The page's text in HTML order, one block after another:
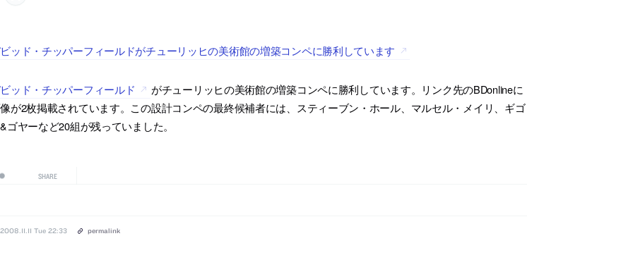
ッド・チッパーフィールドがチューリッヒの美術館の増築コンペに勝利しています
ッド・チッパーフィールド
がチューリッヒの美術館の増築コンペに勝利しています。リンク先のBDonlineに
が2枚掲載されています。この設計コンペの最終候補者には、スティーブン・ホール、マルセル・メイリ、ギゴ
ゴヤーなど20組が残っていました。
SHARE
2008.11.11 Tue 22:33 permalink